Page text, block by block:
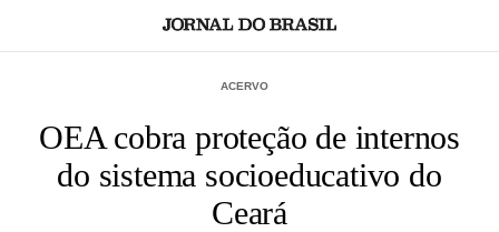
ACERVO
OEA cobra proteção de internos
do sistema socioeducativo do
Ceará